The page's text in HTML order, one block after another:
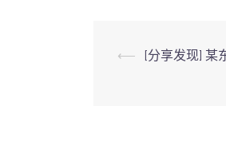
Post
⟵ [分享发现] 某